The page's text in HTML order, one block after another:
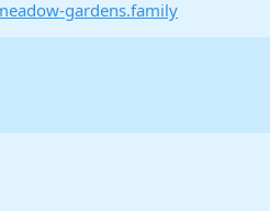
gardens.family